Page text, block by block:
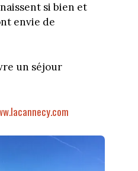
si bien et
envie de
un séjour